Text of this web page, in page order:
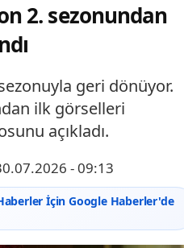
2. sezonundan
geri dönüyor.
ilk görselleri
açıkladı.
- 09:13
İçin Google Haberler'de